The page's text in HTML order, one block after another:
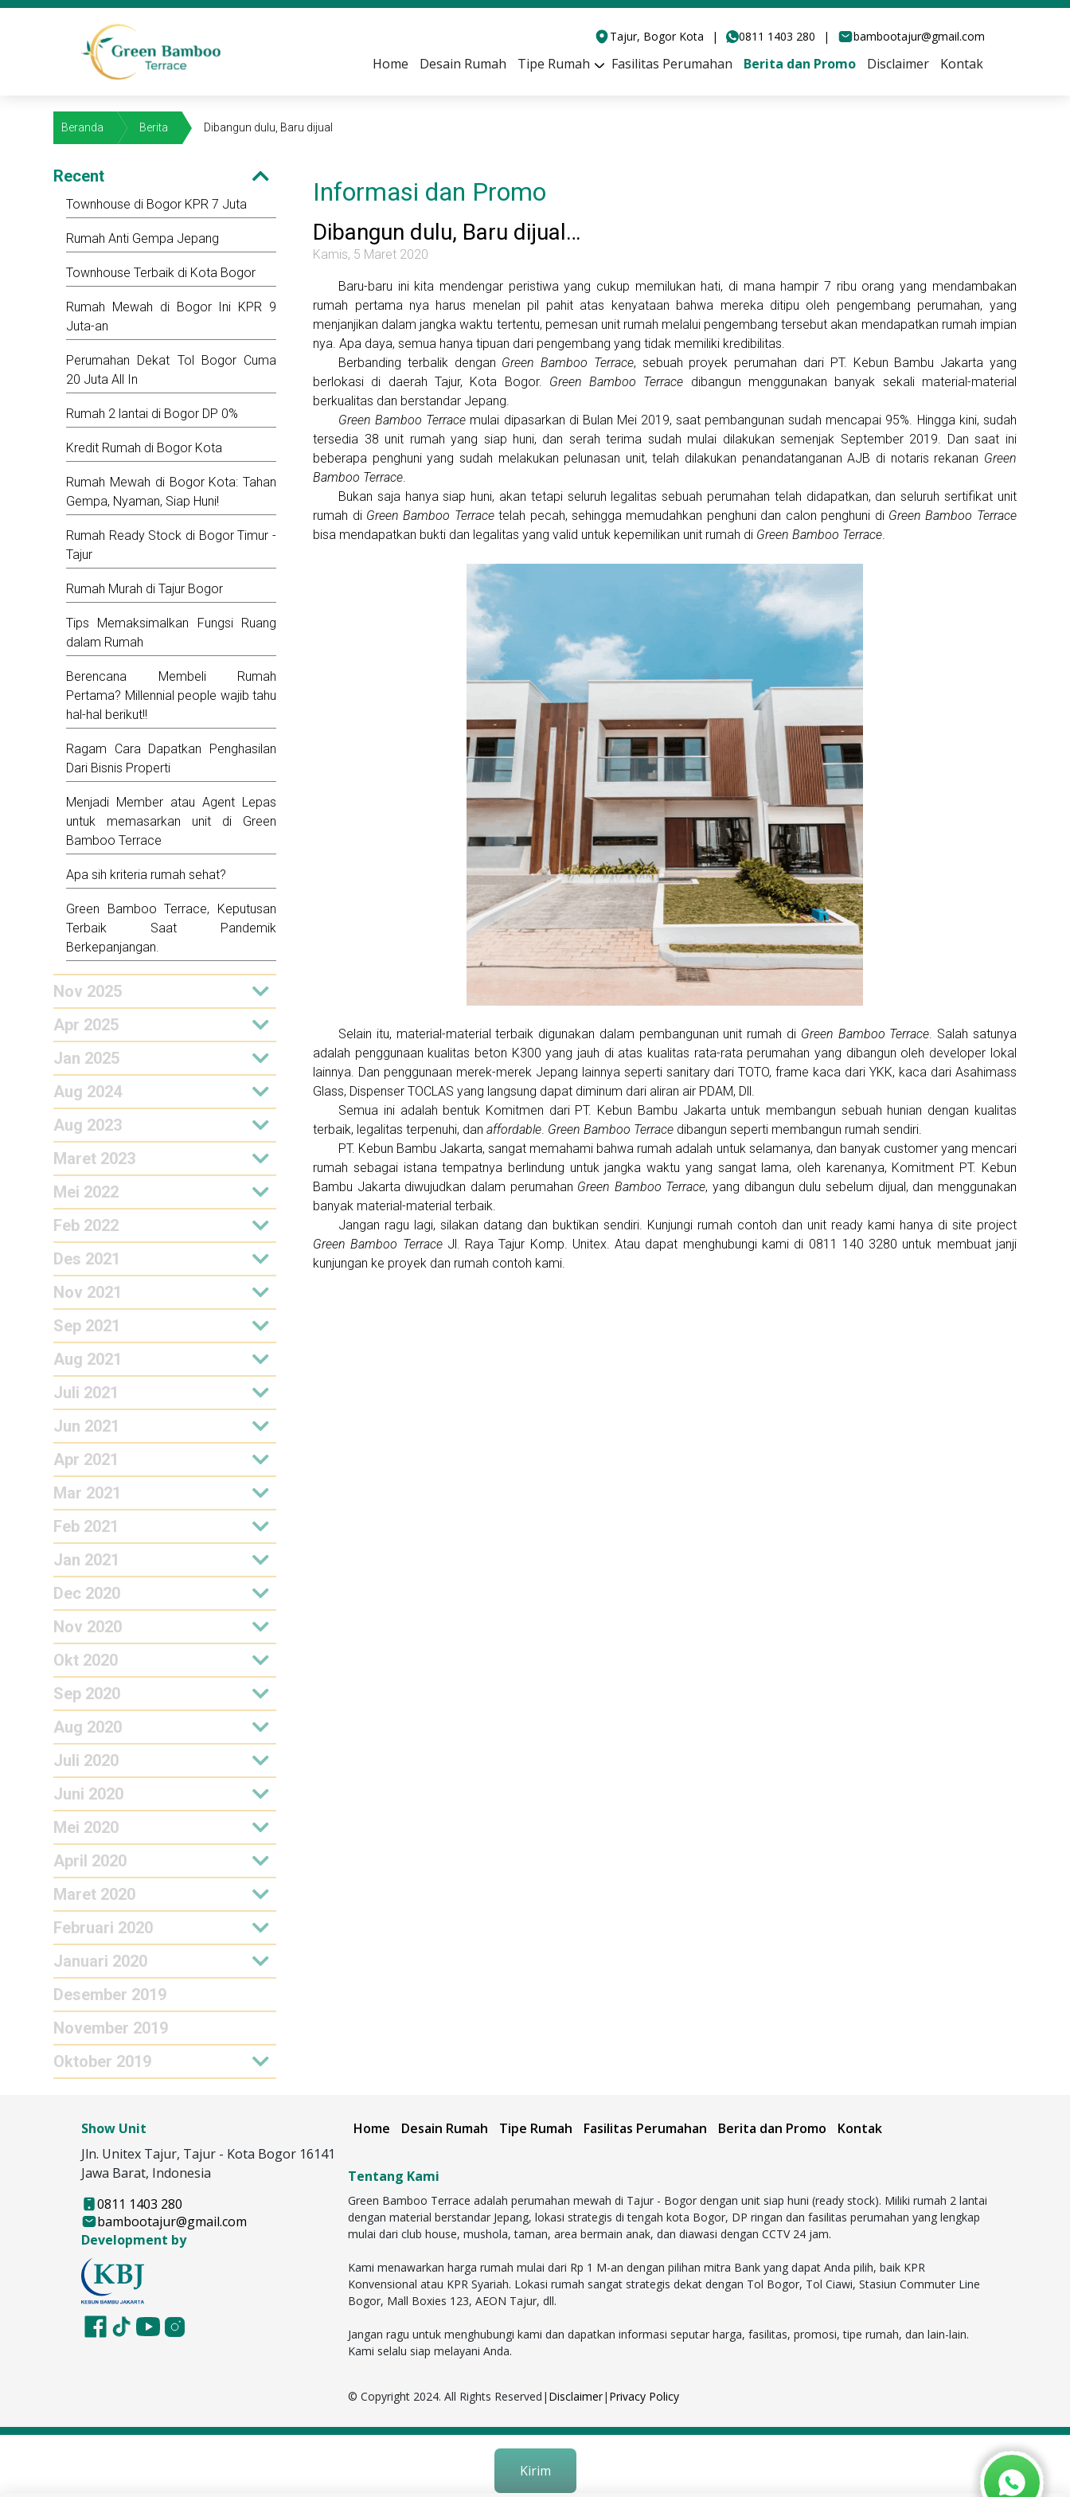
Tajur, Bogor Kota | 0811 1403 280 | bambootajur@gmail.com
Home Desain Rumah Tipe Rumah Fasilitas Perumahan Berita dan Promo Disclaimer Kontak
Beranda Berita Dibangun dulu, Baru dijual
Recent
Townhouse di Bogor KPR 7 Juta
Rumah Anti Gempa Jepang
Townhouse Terbaik di Kota Bogor
Rumah Mewah di Bogor Ini KPR 9
Juta-an
Perumahan Dekat Tol Bogor Cuma
20 Juta All In
Rumah 2 lantai di Bogor DP 0%
Kredit Rumah di Bogor Kota
Rumah Mewah di Bogor Kota: Tahan
Gempa, Nyaman, Siap Huni!
Rumah Ready Stock di Bogor Timur -
Tajur
Rumah Murah di Tajur Bogor
Tips Memaksimalkan Fungsi Ruang
dalam Rumah
Berencana Membeli Rumah
Pertama? Millennial people wajib tahu
hal-hal berikut!!
Ragam Cara Dapatkan Penghasilan
Dari Bisnis Properti
Menjadi Member atau Agent Lepas
untuk memasarkan unit di Green
Bamboo Terrace
Apa sih kriteria rumah sehat?
Green Bamboo Terrace, Keputusan
Terbaik Saat Pandemik
Berkepanjangan.
Nov 2025
Apr 2025
Jan 2025
Aug 2024
Aug 2023
Maret 2023
Mei 2022
Feb 2022
Des 2021
Nov 2021
Sep 2021
Aug 2021
Juli 2021
Jun 2021
Apr 2021
Mar 2021
Feb 2021
Jan 2021
Dec 2020
Nov 2020
Okt 2020
Sep 2020
Aug 2020
Juli 2020
Juni 2020
Mei 2020
April 2020
Maret 2020
Februari 2020
Januari 2020
Desember 2019
November 2019
Oktober 2019
Informasi dan Promo
Dibangun dulu, Baru dijual…
Kamis, 5 Maret 2020
Baru-baru ini kita mendengar peristiwa yang cukup memilukan hati, di mana hampir 7 ribu orang yang mendambakan
rumah pertama nya harus menelan pil pahit atas kenyataan bahwa mereka ditipu oleh pengembang perumahan, yang
menjanjikan dalam jangka waktu tertentu, pemesan unit rumah melalui pengembang tersebut akan mendapatkan rumah impian
nya. Apa daya, semua hanya tipuan dari pengembang yang tidak memiliki kredibilitas.
Berbanding terbalik dengan Green Bamboo Terrace, sebuah proyek perumahan dari PT. Kebun Bambu Jakarta yang
berlokasi di daerah Tajur, Kota Bogor. Green Bamboo Terrace dibangun menggunakan banyak sekali material-material
berkualitas dan berstandar Jepang.
Green Bamboo Terrace mulai dipasarkan di Bulan Mei 2019, saat pembangunan sudah mencapai 95%. Hingga kini, sudah
tersedia 38 unit rumah yang siap huni, dan serah terima sudah mulai dilakukan semenjak September 2019. Dan saat ini
beberapa penghuni yang sudah melakukan pelunasan unit, telah dilakukan penandatanganan AJB di notaris rekanan Green
Bamboo Terrace.
Bukan saja hanya siap huni, akan tetapi seluruh legalitas sebuah perumahan telah didapatkan, dan seluruh sertifikat unit
rumah di Green Bamboo Terracetelah pecah, sehingga memudahkan penghuni dan calon penghuni di Green Bamboo Terrace
bisa mendapatkan bukti dan legalitas yang valid untuk kepemilikan unit rumah di Green Bamboo Terrace.
Selain itu, material-material terbaik digunakan dalam pembangunan unit rumah di Green Bamboo Terrace. Salah satunya
adalah penggunaan kualitas beton K300 yang jauh di atas kualitas rata-rata perumahan yang dibangun oleh developer lokal
lainnya. Dan penggunaan merek-merek Jepang lainnya seperti sanitary dari TOTO, frame kaca dari YKK, kaca dari Asahimass
Glass, Dispenser TOCLAS yang langsung dapat diminum dari aliran air PDAM, Dll.
Semua ini adalah bentuk Komitmen dari PT. Kebun Bambu Jakarta untuk membangun sebuah hunian dengan kualitas
terbaik, legalitas terpenuhi, danaffordable. Green Bamboo Terrace dibangun seperti membangun rumah sendiri.
PT. Kebun Bambu Jakarta, sangat memahami bahwa rumah adalah untuk selamanya, dan banyak customer yang mencari
rumah sebagai istana tempatnya berlindung untuk jangka waktu yang sangat lama, oleh karenanya, Komitment PT. Kebun
Bambu Jakarta diwujudkan dalam perumahan Green Bamboo Terrace, yang dibangun dulu sebelum dijual, dan menggunakan
banyak material-material terbaik.
Jangan ragu lagi, silakan datang dan buktikan sendiri. Kunjungi rumah contoh dan unit ready kami hanya di site project
Green Bamboo TerraceJl. Raya Tajur Komp. Unitex. Atau dapat menghubungi kami di 0811 140 3280 untuk membuat janji
kunjungan ke proyek dan rumah contoh kami.
Show Unit
Jln. Unitex Tajur, Tajur - Kota Bogor 16141
Jawa Barat, Indonesia
0811 1403 280
bambootajur@gmail.com
Development by
Home Desain Rumah Tipe Rumah Fasilitas Perumahan Berita dan Promo Kontak
Tentang Kami
Green Bamboo Terrace adalah perumahan mewah di Tajur - Bogor dengan unit siap huni (ready stock). Miliki rumah 2 lantai
dengan material berstandar Jepang, lokasi strategis di tengah kota Bogor, DP ringan dan fasilitas perumahan yang lengkap
mulai dari club house, mushola, taman, area bermain anak, dan diawasi dengan CCTV 24 jam.
Kami menawarkan harga rumah mulai dari Rp 1 M-an dengan pilihan mitra Bank yang dapat Anda pilih, baik KPR
Konvensional atau KPR Syariah. Lokasi rumah sangat strategis dekat dengan Tol Bogor, Tol Ciawi, Stasiun Commuter Line
Bogor, Mall Boxies 123, AEON Tajur, dll.
Jangan ragu untuk menghubungi kami dan dapatkan informasi seputar harga, fasilitas, promosi, tipe rumah, dan lain-lain.
Kami selalu siap melayani Anda.
© Copyright 2024. All Rights Reserved | Disclaimer| Privacy Policy
Kirim